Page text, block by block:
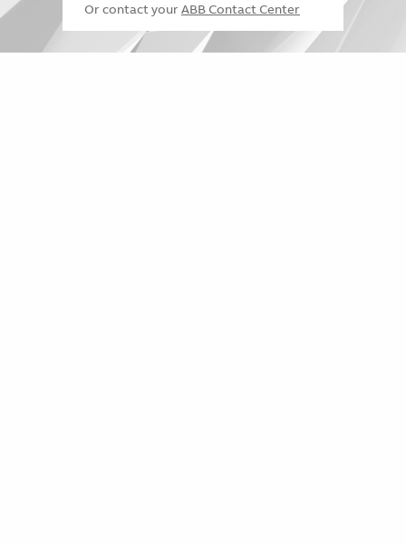
Or contact your ABB Contact Center